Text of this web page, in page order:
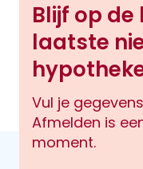
Blijf op
laatste
Vul je
Afmelden is
moment.